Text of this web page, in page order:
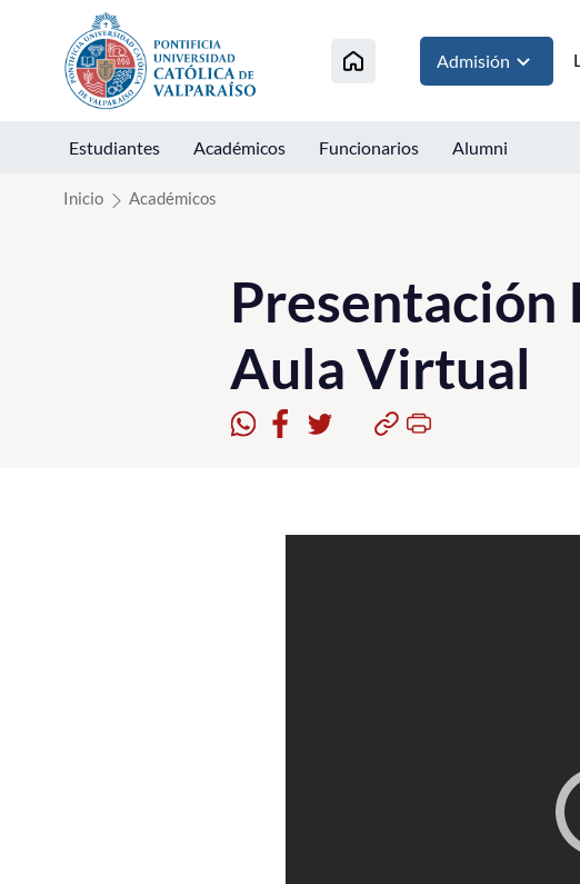
Click acá para ir directamente al contenido
Admisión
Estudiantes Académicos Funcionarios Alumni
Inicio Académicos
Aula Virtual